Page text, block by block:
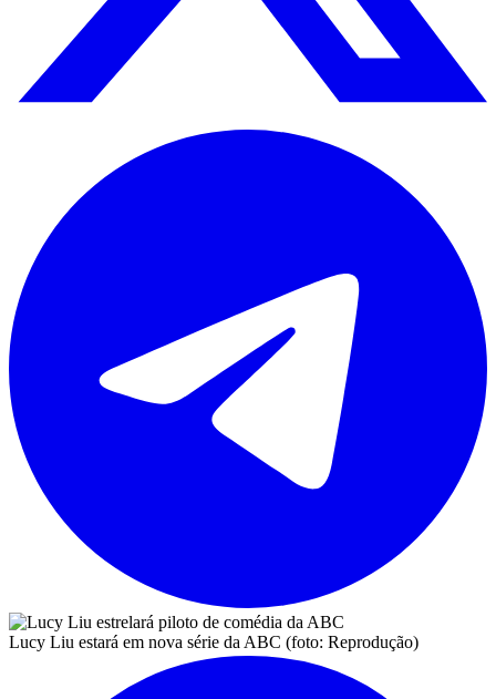
Lucy Liu estará em nova série da ABC (foto: Reprodução)